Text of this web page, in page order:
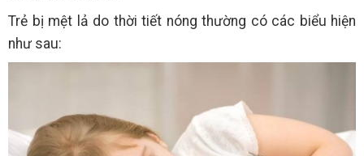
Trẻ bị mệt lả do thời tiết nóng thường có các biểu hiện
như sau: